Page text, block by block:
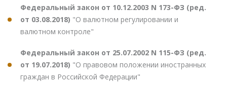
Федеральный закон от 10.12.2003 N 173-ФЗ (ред.
от 03.08.2018) "О валютном регулировании и
валютном контроле"
Федеральный закон от 25.07.2002 N 115-ФЗ (ред.
от 19.07.2018) "О правовом положении иностранных
граждан в Российской Федерации"